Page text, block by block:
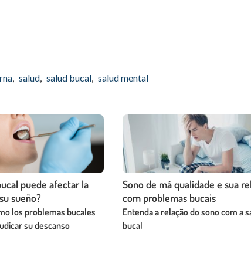
, salud, salud bucal, salud mental
puede afectar la
sueño?
los problemas bucales
su descanso
Sono de má qualidade e sua
com problemas bucais
Entenda a relação do sono com a
bucal